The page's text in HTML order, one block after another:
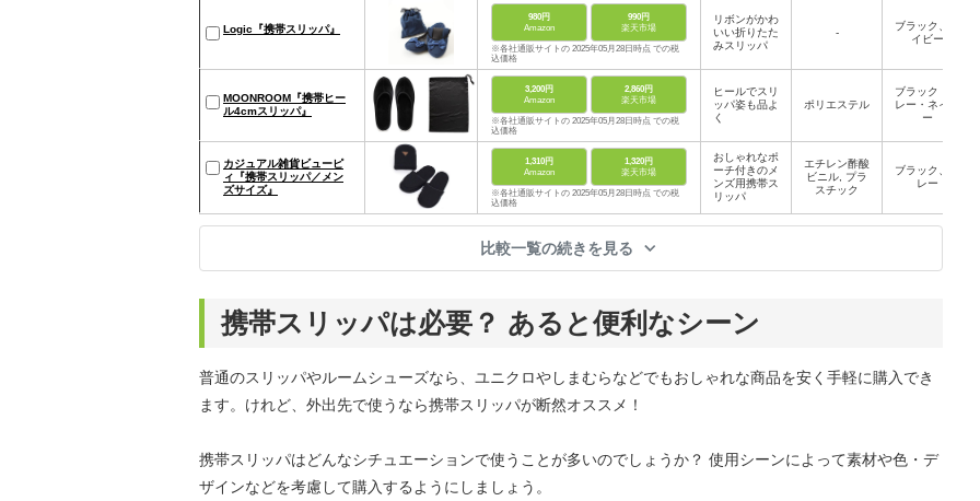
Logic『携帯スリッパ』
980円
Amazon
990円
楽天市場
※各社通販サイトの 2025年05月28日時点 での税
込価格
リボンがかわ
いい折りたた
みスリッパ
-
ブラック、ネ
イビー
MOONROOM『携帯ヒー
ル4cmスリッパ』
3,200円
Amazon
2,860円
楽天市場
※各社通販サイトの 2025年05月28日時点 での税
込価格
ヒールでスリ
ッパ姿も品よ
く
ポリエステル
ブラック・グ
レー・ネイビ
ー
カジュアル雑貨ビューピ
ィ『携帯スリッパ／メン
ズサイズ』
1,310円
Amazon
1,320円
楽天市場
※各社通販サイトの 2025年05月28日時点 での税
込価格
おしゃれなポ
ーチ付きのメ
ンズ用携帯ス
リッパ
エチレン酢酸
ビニル, プラ
スチック
ブラック、グ
レー
比較一覧の続きを見る
携帯スリッパは必要？ あると便利なシーン
普通のスリッパやルームシューズなら、ユニクロやしまむらなどでもおしゃれな商品を安く手軽に購入でき
ます。けれど、外出先で使うなら携帯スリッパが断然オススメ！
携帯スリッパはどんなシチュエーションで使うことが多いのでしょうか？ 使用シーンによって素材や色・デ
ザインなどを考慮して購入するようにしましょう。